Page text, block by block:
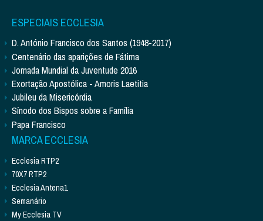
ESPECIAIS ECCLESIA
D. António Francisco dos Santos (1948-2017)
Centenário das aparições de Fátima
Jornada Mundial da Juventude 2016
Exortação Apostólica - Amoris Laetitia
Jubileu da Misericórdia
Sínodo dos Bispos sobre a Família
Papa Francisco
MARCA ECCLESIA
Ecclesia RTP2
70X7 RTP2
Ecclesia Antena1
Semanário
My Ecclesia TV